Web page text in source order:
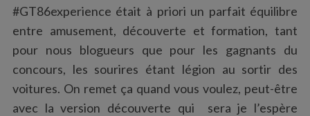
#GT86experience était à priori un parfait équilibre
entre amusement, découverte et formation, tant
pour nous blogueurs que pour les gagnants du
concours, les sourires étant légion au sortir des
voitures. On remet ça quand vous voulez, peut-être
avec la version découverte qui sera je l’espère